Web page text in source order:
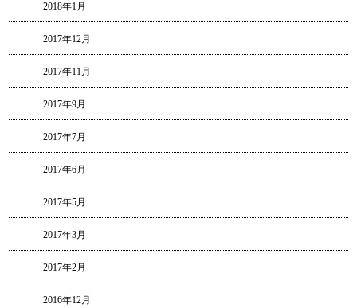
2018年1月
2017年12月
2017年11月
2017年9月
2017年7月
2017年6月
2017年5月
2017年3月
2017年2月
2016年12月